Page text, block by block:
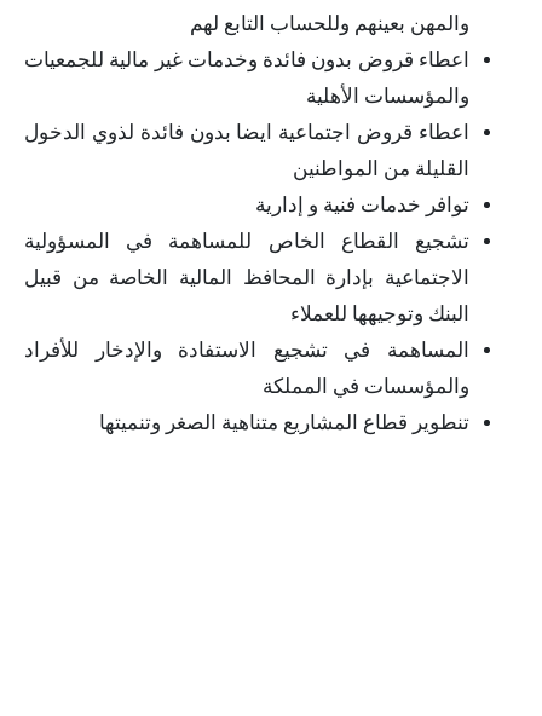
والمهن بعينهم وللحساب التابع لهم
اعطاء قروض بدون فائدة وخدمات غير مالية للجمعيات
والمؤسسات الأهلية
اعطاء قروض اجتماعية ايضا بدون فائدة لذوي الدخول
القليلة من المواطنين
توافر خدمات فنية و إدارية
تشجيع القطاع الخاص للمساهمة في المسؤولية
الاجتماعية بإدارة المحافظ المالية الخاصة من قبيل
البنك وتوجيهها للعملاء
المساهمة في تشجيع الاستفادة والإدخار للأفراد
والمؤسسات في المملكة
تنطوير قطاع المشاريع متناهية الصغر وتنميتها